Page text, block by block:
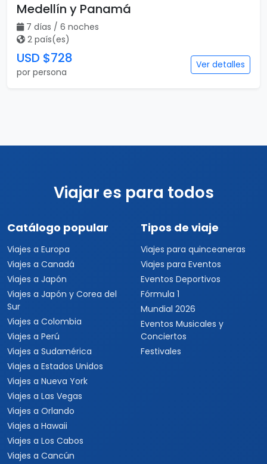
Medellín y Panamá
7 días / 6 noches
2 país(es)
USD $728
por persona
Ver detalles
Viajar es para todos
Catálogo popular
Viajes a Europa
Viajes a Canadá
Viajes a Japón
Viajes a Japón y Corea del
Sur
Viajes a Colombia
Viajes a Perú
Viajes a Sudamérica
Viajes a Estados Unidos
Viajes a Nueva York
Viajes a Las Vegas
Viajes a Orlando
Viajes a Hawaii
Viajes a Los Cabos
Viajes a Cancún
Tipos de viaje
Viajes para quinceaneras
Viajes para Eventos
Eventos Deportivos
Fórmula 1
Mundial 2026
Eventos Musicales y
Conciertos
Festivales